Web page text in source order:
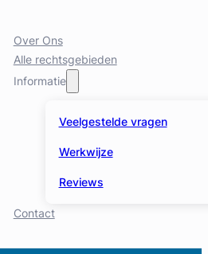
Over Ons
Alle rechtsgebieden
Informatie
Veelgestelde vragen
Werkwijze
Reviews
Contact